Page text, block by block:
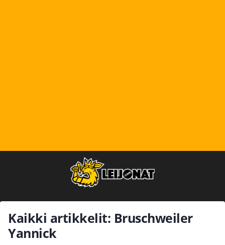
Kaikki artikkelit: Bruschweiler
Yannick